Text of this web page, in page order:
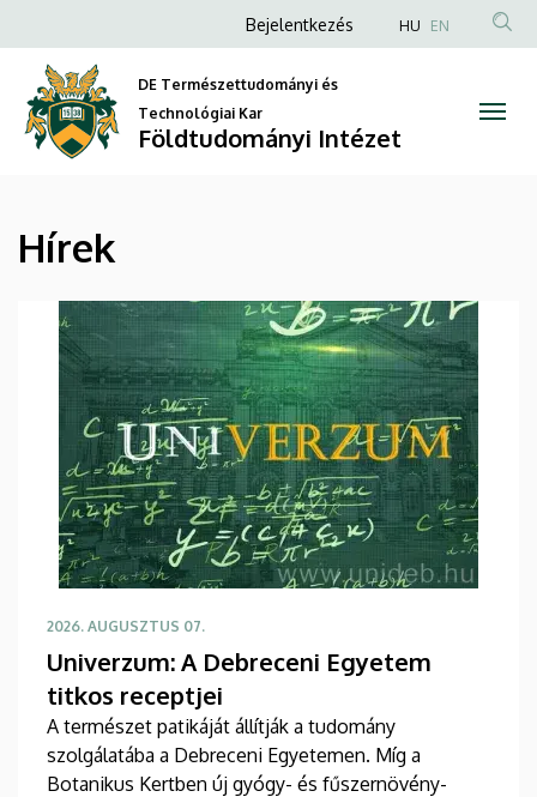
Földtudományi
Intézet
a
tartalomra
Anonim
fiók
menüje
Bejelentkezés HU EN
DE Természettudományi és
Technológiai Kar
Földtudományi Intézet
Hírek
2026. AUGUSZTUS 07.
Univerzum: A Debreceni Egyetem
titkos receptjei
A természet patikáját állítják a tudomány
szolgálatába a Debreceni Egyetemen. Míg a
Botanikus Kertben új gyógy- és fűszernövény-